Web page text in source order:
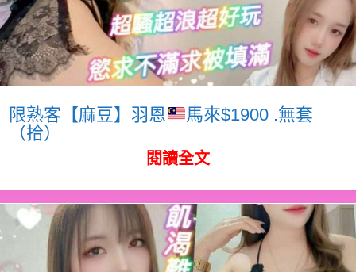
限熟客【麻豆】羽恩
馬來$1900 .無套
（拾）
閱讀全文